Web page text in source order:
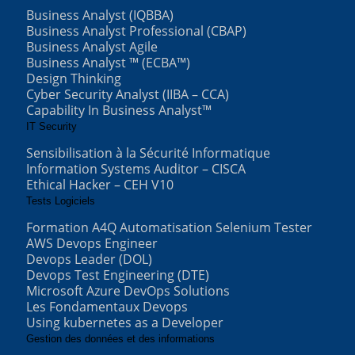
Business Analyst (IQBBA)
Business Analyst Professional (CBAP)
Business Analyst Agile
Business Analyst ™ (ECBA™)
Design Thinking
Cyber Security Analyst (IIBA – CCA)
Capability In Business Analyst™
IT Security
Sensibilisation à la Sécurité Informatique
Information Systems Auditor – CISCA
Ethical Hacker – CEH V10
Tests Logiciels
Formation A4Q Automatisation Selenium Tester
AWS Devops Engineer
Devops Leader (DOL)
Devops Test Engineering (DTE)
Microsoft Azure DevOps Solutions
Les Fondamentaux Devops
Using kubernetes as a Developer
Gestion des données et des informations